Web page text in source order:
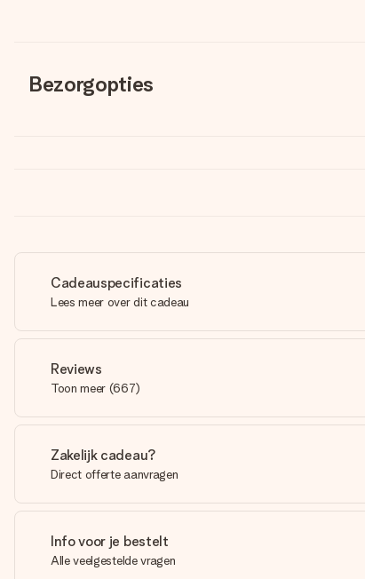
Bezorgopties
Cadeauspecificaties
Lees meer over dit cadeau
Reviews
Toon meer (667)
Zakelijk cadeau?
Direct offerte aanvragen
Info voor je bestelt
Alle veelgestelde vragen